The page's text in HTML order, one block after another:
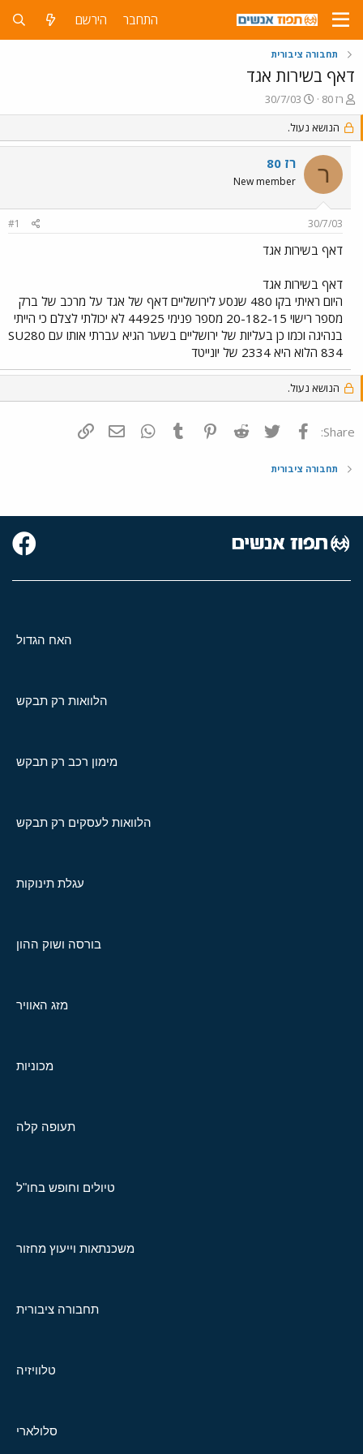
התחבר הירשם
תחבורה ציבורית
דאף בשירות אגד
פ
ו
ת
ח
נ
רז 80
פ
ו
ר
ס
ך
30/7/03
הנושא נעול.
ר רז 80
New member
30/7/03
#1
דאף בשירות אגד
דאף בשירות אגד
היום ראיתי בקו 480 שנסע לירושליים דאף של אגד על מרכב של ברק
מספר רישוי 20-182-15 מספר פנימי 44925 לא יכולתי לצלם כי הייתי
בנהיגה וכמו כן בעליות של ירושליים בשער הגיא עברתי אותו עם SU280
834 הלוא היא 2334 של יונייטד
הנושא נעול.
Share: פייסבוק Twitter
Reddit
Pinterest
Tumblr
WhatsAppדואר אלקטרוני
תחבורה ציבורית
האח הגדול
הלוואות רק תבקש
מימון רכב רק תבקש
הלוואות לעסקים רק תבקש
עגלת תינוקות
בורסה ושוק ההון
מזג האוויר
מכוניות
תעופה קלה
טיולים וחופש בחו"ל
משכנתאות וייעוץ מחזור
תחבורה ציבורית
טלוויזיה
סלולארי